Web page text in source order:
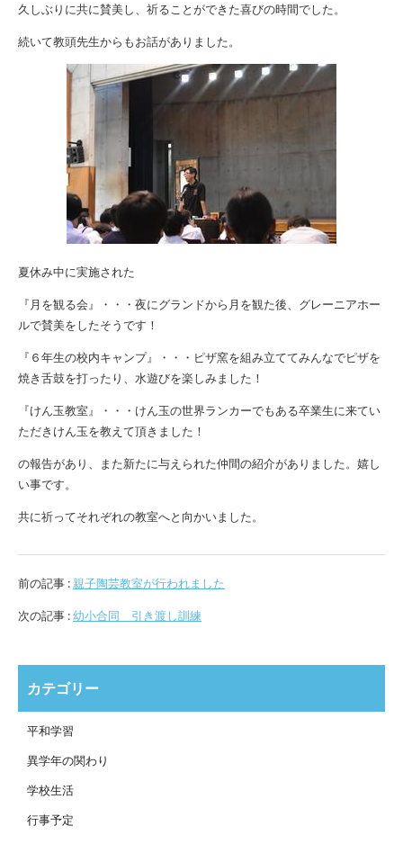
久しぶりに共に賛美し、祈ることができた喜びの時間でした。
続いて教頭先生からもお話がありました。
夏休み中に実施された
『月を観る会』・・・夜にグランドから月を観た後、グレーニアホー
ルで賛美をしたそうです！
『６年生の校内キャンプ』・・・ピザ窯を組み立ててみんなでピザを
焼き舌鼓を打ったり、水遊びを楽しみました！
『けん玉教室』・・・けん玉の世界ランカーでもある卒業生に来てい
ただきけん玉を教えて頂きました！
の報告があり、また新たに与えられた仲間の紹介がありました。嬉し
い事です。
共に祈ってそれぞれの教室へと向かいました。
前の記事 :親子陶芸教室が行われました
次の記事 :幼小合同 引き渡し訓練
カテゴリー
平和学習
異学年の関わり
学校生活
行事予定